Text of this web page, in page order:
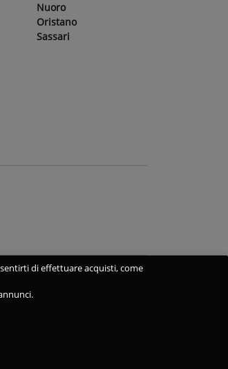
Nuoro
Oristano
Sassari
di effettuare acquisti, come